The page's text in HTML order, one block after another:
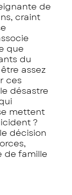
de
craint
que
du
assez
ces
désastre
mettent
?
décision
de famille